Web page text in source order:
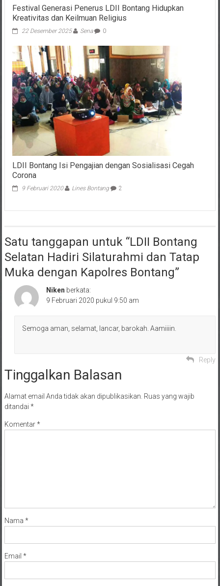
Festival Generasi Penerus LDII Bontang Hidupkan
Kreativitas dan Keilmuan Religius
22 Desember 2025 Sena 0
LDII Bontang Isi Pengajian dengan Sosialisasi Cegah
Corona
9 Februari 2020 Lines Bontang 2
Satu tanggapan untuk “LDII Bontang
Selatan Hadiri Silaturahmi dan Tatap
Muka dengan Kapolres Bontang”
Niken berkata:
9 Februari 2020 pukul 9:50 am
Semoga aman, selamat, lancar, barokah. Aamiiiin.
Reply
Tinggalkan Balasan
Alamat email Anda tidak akan dipublikasikan. Ruas yang wajib
ditandai *
Komentar*
Nama *
Email *